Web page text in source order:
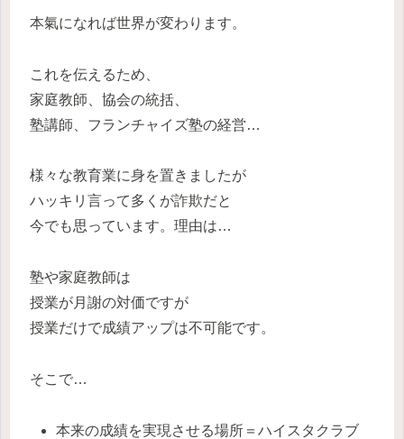
本氣になれば世界が変わります。
これを伝えるため、
家庭教師、協会の統括、
塾講師、フランチャイズ塾の経営…
様々な教育業に身を置きましたが
ハッキリ言って多くが詐欺だと
今でも思っています。理由は…
塾や家庭教師は
授業が月謝の対価ですが
授業だけで成績アップは不可能です。
そこで…
本来の成績を実現させる場所＝ハイスタクラブ